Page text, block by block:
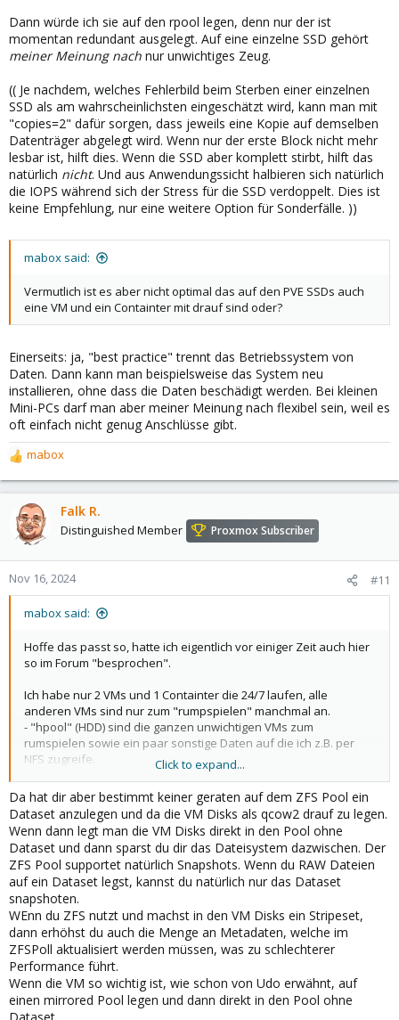
Dann würde ich sie auf den rpool legen, denn nur der ist
momentan redundant ausgelegt. Auf eine einzelne SSD gehört
meiner Meinung nach nur unwichtiges Zeug.
(( Je nachdem, welches Fehlerbild beim Sterben einer einzelnen
SSD als am wahrscheinlichsten eingeschätzt wird, kann man mit
"copies=2" dafür sorgen, dass jeweils eine Kopie auf demselben
Datenträger abgelegt wird. Wenn nur der erste Block nicht mehr
lesbar ist, hilft dies. Wenn die SSD aber komplett stirbt, hilft das
natürlich nicht. Und aus Anwendungssicht halbieren sich natürlich
die IOPS während sich der Stress für die SSD verdoppelt. Dies ist
keine Empfehlung, nur eine weitere Option für Sonderfälle. ))
mabox said:
Vermutlich ist es aber nicht optimal das auf den PVE SSDs auch
eine VM und ein Containter mit drauf sind oder?
Einerseits: ja, "best practice" trennt das Betriebssystem von
Daten. Dann kann man beispielsweise das System neu
installieren, ohne dass die Daten beschädigt werden. Bei kleinen
Mini-PCs darf man aber meiner Meinung nach flexibel sein, weil es
oft einfach nicht genug Anschlüsse gibt.
R
e
a
o
n
mabox
Falk R.
Distinguished Member Proxmox Subscriber
Nov 16, 2024 #11
mabox said:
Hoffe das passt so, hatte ich eigentlich vor einiger Zeit auch hier
so im Forum "besprochen".
Ich habe nur 2 VMs und 1 Containter die 24/7 laufen, alle
anderen VMs sind nur zum "rumpspielen" manchmal an.
- "hpool" (HDD) sind die ganzen unwichtigen VMs zum
rumspielen sowie ein paar sonstige Daten auf die ich z.B. per
NFS zugreife.
- "spool" (SSD) Ist meine ganz wichtig VM, sollte immer
funktionieren
- "rpool" (SSD) Ist PVE installiert und es läuft dort aktuell eine
ganz kleine VM in "local (pve)" und ein Containter "local zfs
(pve)"
Wobei ich im Moment nicht mehr zusammen bekomm was der
Unterschied zwischen "local (pve)" und "local zfs (pve)" war.
Vermutlich ist es aber nicht optimal das auf den PVE SSDs auch
eine VM und ein Containter mit drauf sind oder? Die müsste ich
verschieben auf die HDD oder die andere SSD?
Meine "spool" VM ist ein Ubuntu mit EXT4 und eben den
gestripten LVM. Das LVM wollte ich halt gerne um nicht gleich den
ganzen Platz in der VM zu vergeben sondern wenn eine LV
volläuft ich noch was in der VG habe und vergrößern könnte.
Click to expand...
Da hat dir aber bestimmt keiner geraten auf dem ZFS Pool ein
Dataset anzulegen und da die VM Disks als qcow2 drauf zu legen.
Wenn dann legt man die VM Disks direkt in den Pool ohne
Dataset und dann sparst du dir das Dateisystem dazwischen. Der
ZFS Pool supportet natürlich Snapshots. Wenn du RAW Dateien
auf ein Dataset legst, kannst du natürlich nur das Dataset
snapshoten.
WEnn du ZFS nutzt und machst in den VM Disks ein Stripeset,
dann erhöhst du auch die Menge an Metadaten, welche im
ZFSPoll aktualisiert werden müssen, was zu schlechterer
Performance führt.
Wenn die VM so wichtig ist, wie schon von Udo erwähnt, auf
einen mirrored Pool legen und dann direkt in den Pool ohne